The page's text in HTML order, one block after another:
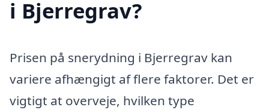
i Bjerregrav?
Prisen på snerydning i Bjerregrav kan
variere afhængigt af flere faktorer. Det er
vigtigt at overveje, hvilken type